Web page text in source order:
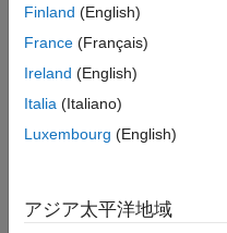
Memristor
Mutual Inductor
Op-Amp
Open Circuit
Rotational
Finland (English)
France (Français)
Ireland (English)
Italia (Italiano)
Luxembourg (English)
アジア太平洋地域